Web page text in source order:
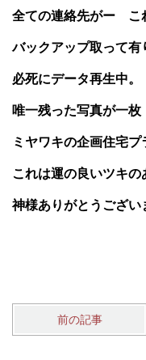
全ての連絡先がー こ
バックアップ取って有
必死にデータ再生中。
唯一残った写真が一
ミヤワキの企画住宅プ
これは運の良いツキの
神様ありがとうござい
前の記事